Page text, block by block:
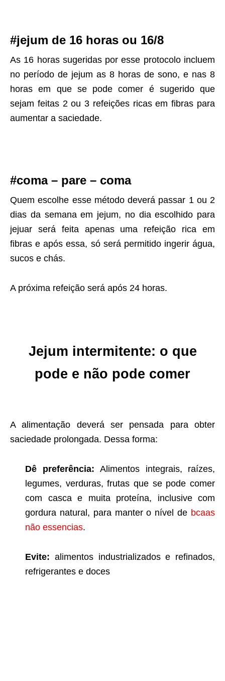
#jejum de 16 horas ou 16/8
As 16 horas sugeridas por esse protocolo incluem
no período de jejum as 8 horas de sono, e nas 8
horas em que se pode comer é sugerido que
sejam feitas 2 ou 3 refeições ricas em fibras para
aumentar a saciedade.
#coma – pare – coma
Quem escolhe esse método deverá passar 1 ou 2
dias da semana em jejum, no dia escolhido para
jejuar será feita apenas uma refeição rica em
fibras e após essa, só será permitido ingerir água,
sucos e chás.
A próxima refeição será após 24 horas.
Jejum intermitente: o que
pode e não pode comer
A alimentação deverá ser pensada para obter
saciedade prolongada. Dessa forma:
Dê preferência: Alimentos integrais, raízes,
legumes, verduras, frutas que se pode comer
com casca e muita proteína, inclusive com
gordura natural, para manter o nível de bcaas
não essencias.
Evite: alimentos industrializados e refinados,
refrigerantes e doces